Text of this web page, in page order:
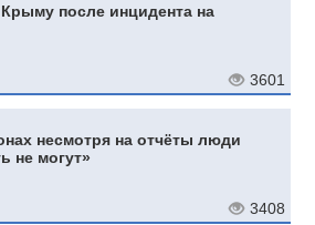
после инцидента на
3601
несмотря на отчёты люди
не могут»
3408